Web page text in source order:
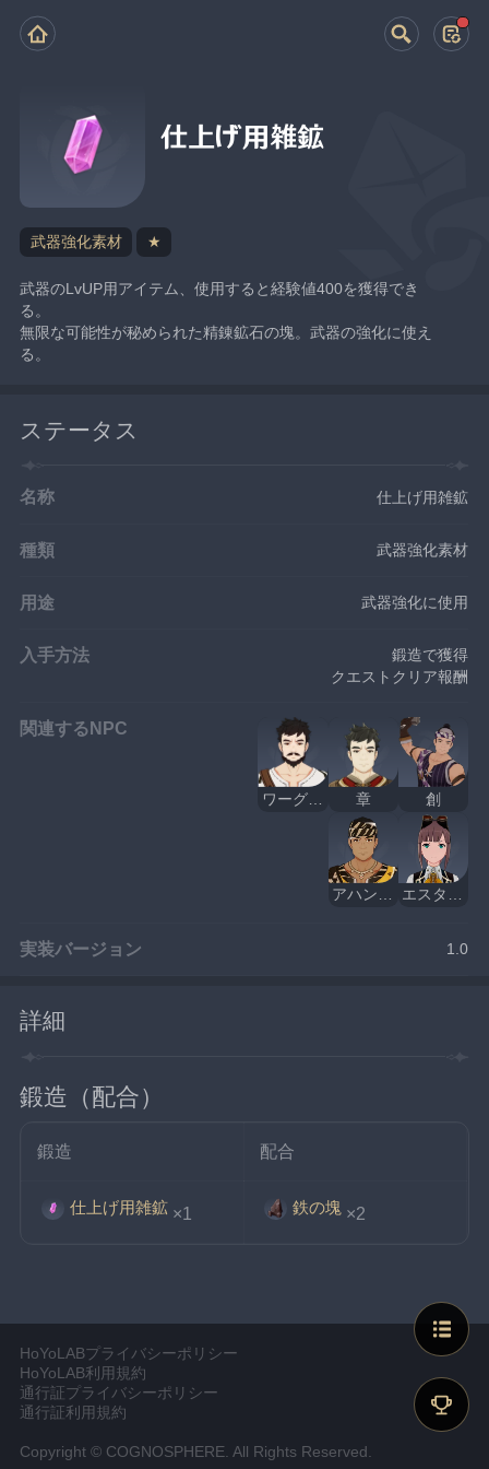
仕上げ用雑鉱
武器強化素材 ★
武器のLvUP用アイテム、使用すると経験値400を獲得でき
る。
無限な可能性が秘められた精錬鉱石の塊。武器の強化に使え
る。
ステータス
名称 仕上げ用雑鉱
種類 武器強化素材
用途 武器強化に使用
入手方法
鍛造で獲得
クエストクリア報酬
関連するNPC
ワーグナー 章 創
アハンガル エスタブレ
実装バージョン 1.0
詳細
鍛造（配合）
鍛造 配合
仕上げ用雑鉱 ×1 鉄の塊 ×2
HoYoLABプライバシーポリシー
HoYoLAB利用規約
通行証プライバシーポリシー
通行証利用規約
Copyright © COGNOSPHERE. All Rights Reserved.